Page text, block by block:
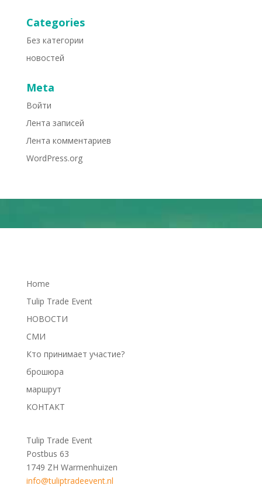
Categories
Без категории
новостей
Meta
Войти
Лента записей
Лента комментариев
WordPress.org
Home
Tulip Trade Event
НОВОСТИ
СМИ
Кто принимает участие?
брошюра
маршрут
КОНТАКТ
Tulip Trade Event
Postbus 63
1749 ZH Warmenhuizen
info@tuliptradeevent.nl